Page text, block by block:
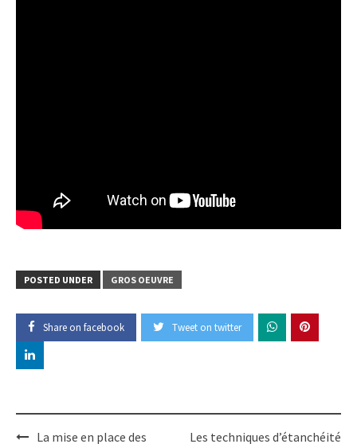
POSTED UNDER GROS OEUVRE
Share on facebook Tweet on twitter
PostLa mise en place des
Les techniques d’étanchéité